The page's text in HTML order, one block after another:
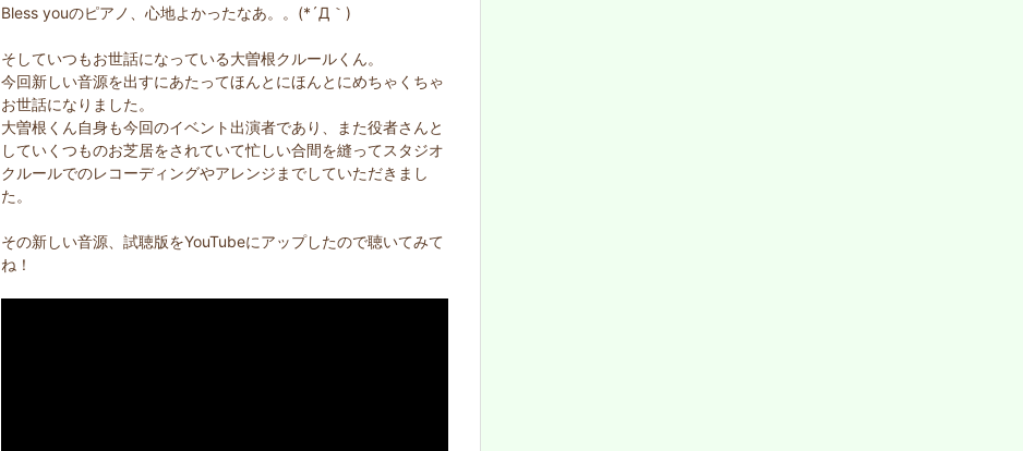
Bless youのピアノ、心地よかったなあ。。(*´Д｀)
そしていつもお世話になっている大曽根クルールくん。
今回新しい音源を出すにあたってほんとにほんとにめちゃくちゃ
お世話になりました。
大曽根くん自身も今回のイベント出演者であり、また役者さんと
していくつものお芝居をされていて忙しい合間を縫ってスタジオ
クルールでのレコーディングやアレンジまでしていただきまし
た。
その新しい音源、試聴版をYouTubeにアップしたので聴いてみて
ね！